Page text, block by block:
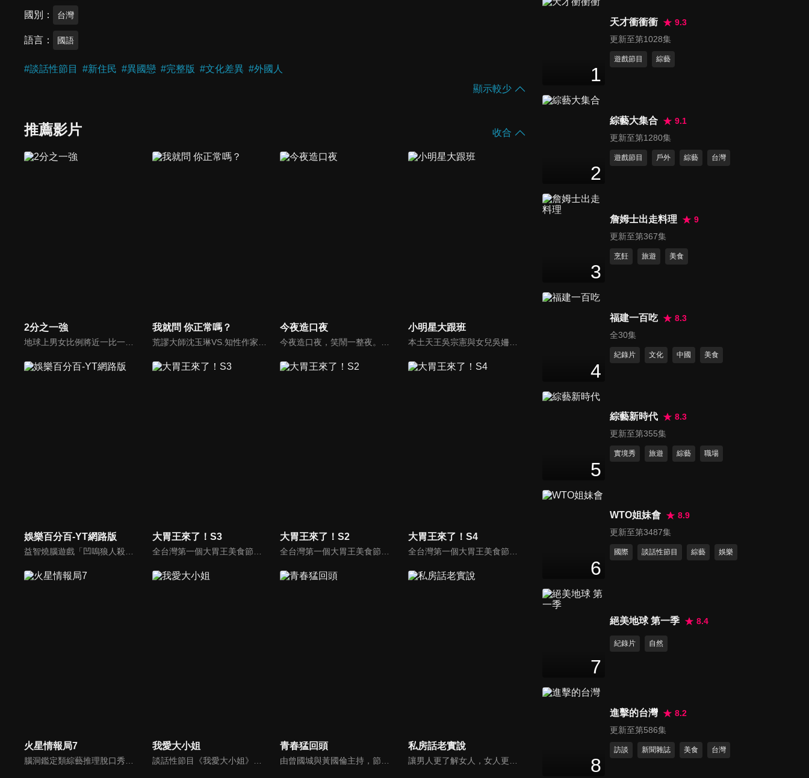
國別 台灣
語言 國語
#談話性節目 #新住民 #異國戀 #完整版 #文化差異 #外國人
顯示較少
推薦影片 收合
2分之一強 我就問 你正常嗎？ 今夜造口夜 小明星大跟班
本土天王吳宗憲與女兒吳姍儒（Sandy）搭檔主持，每集邀請來賓暢談演藝圈大小事，父女檔聯手笑果十足，老梗搭上新世代，最新組合強勢登場！
娛樂百分百-YT網路版 大胃王來了！S3 大胃王來了！S2 大胃王來了！S4
火星情報局7
腦洞鑑定類綜藝推理脫口秀，陣容為薛之謙、大張偉、楊迪、劉維、黃子弘凡、黃聖依、龐博等…節目圍繞著當下熱梗熱點、觀眾的興趣點、共鳴點展開故事；火星特工廣發英雄帖正面對撞，迎戰近年最出圈、最有趣、最敢說的廠牌大咖們。真金不怕火煉！一場席卷全網的廠牌巔峰之戰即將展開！
我愛大小姐
談話性節目《我愛大小姐》是由吳淡如、林慧萍主持的一檔談話性節目，講訴女人間的那些事。
青春猛回頭
由曾國城與黃國倫主持，節目中邀請20位20歲以下青少年組成青春團，另一邊則為年紀相較成熟的藝人來賓為不老團，每集分別就一件青少年必定遇見的事件討論，看兩個不同年代的人們，所擁有的不同看法與立場。帶領讓觀眾一起回到那些年的青春歲月！
私房話老實說
讓男人更了解女人，女人更了解自己 ，揭密女性私房話，讓療癒專家教你更愛自己！由于美人和納豆攜手主持，更多你想知道的女性私密話題都在《私房話老實說》。
第1894集 亞洲旅遊生死鬥 哪
44分鐘
第1896集 救命啊!! 有癡漢!! 各
44 分鐘
44分鐘
第1898集 日本縣民鬥不完?! 這
第1899集 WTO盃數學競賽 這
第1901集 哈韓族不可漏溝!! 最
夯韓國新玩法!!
買?! 新住民巷子內帶你逛
第1903集 各國人的大襲擊 我
第1904集 越夜越開胃?! 各國最
44
第1906集 全球瘋自拍!! 怎麼拍
照最吸睛?!
1
天才衝衝衝
9.3
更新至第1028集
遊戲節目 綜藝
2
綜藝大集合
9.1
更新至第1280集
遊戲節目 戶外 綜藝 台灣
3
詹姆士出走料理
9
更新至第367集
烹飪 旅遊 美食
4
福建一百吃
8.3
全30集
紀錄片 文化 中國 美食
5
綜藝新時代
8.3
更新至第355集
實境秀 旅遊 綜藝 職場
6
WTO姐妹會
8.9
更新至第3487集
國際 談話性節目 綜藝 娛樂
7
絕美地球 第一季 8.4
紀錄片 自然
8
進擊的台灣
8.2
更新至第586集
訪談 新聞雜誌 美食 台灣